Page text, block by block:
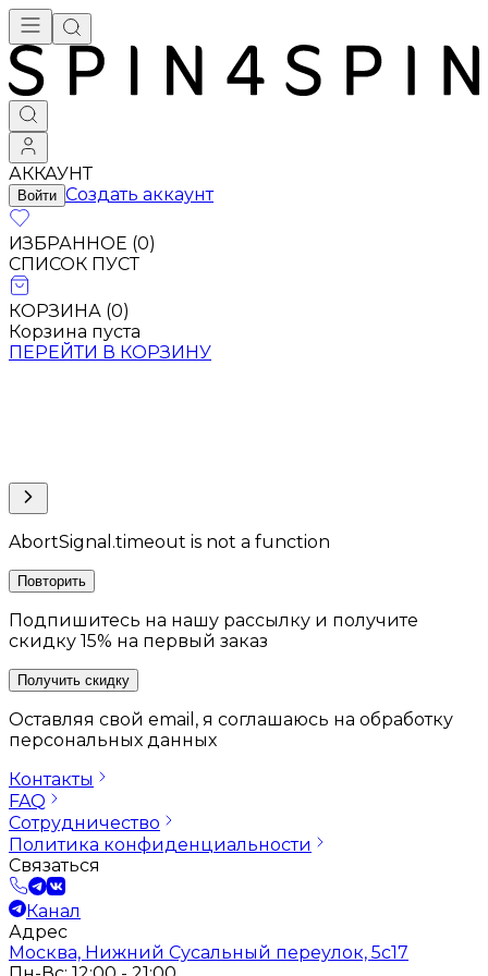
АККАУНТ
Войти Создать аккаунт
ИЗБРАННОЕ (0)
СПИСОК ПУСТ
КОРЗИНА (0)
Корзина пуста
ПЕРЕЙТИ В КОРЗИНУ
AbortSignal.timeout is not a function
Повторить
Подпишитесь на нашу рассылку и получите
скидку 15% на первый заказ
Получить скидку
Оставляя свой email, я соглашаюсь на обработку
персональных данных
Контакты
FAQ
Сотрудничество
Политика конфиденциальности
Связаться
Канал
Адрес
Москва, Нижний Сусальный переулок, 5с17